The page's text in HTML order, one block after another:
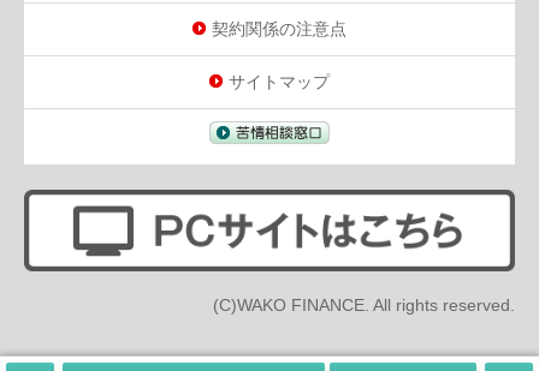
契約関係の注意点
サイトマップ
(C)WAKO FINANCE. All rights reserved.